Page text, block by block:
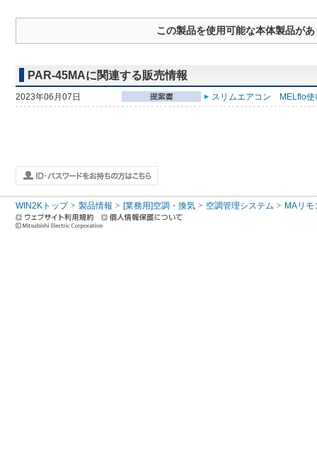
この製品を使用可能な本体製品が
PAR-45MAに関連する販売情報
2023年06月07日 スリムエアコン MELflo使
WIN2Kトップ 製品情報 [業務用]空調・換気 空調管理システム MAリモ